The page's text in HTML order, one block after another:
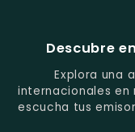
Música
Del
Recuerdo
En
Quito.
Descubre
Explora una
internacionales en
escucha tus